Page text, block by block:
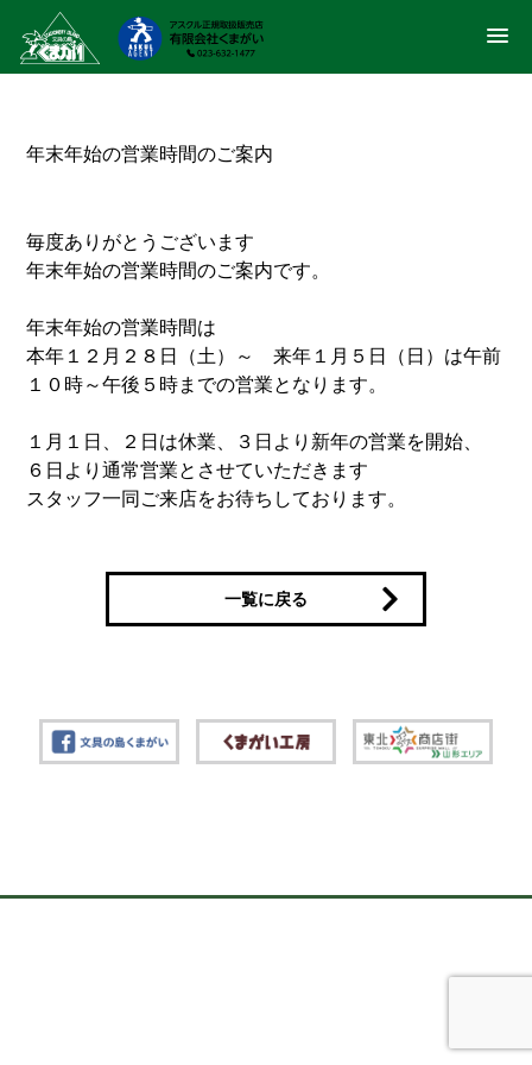
年末年始の営業時間のご案内
毎度ありがとうございます
年末年始の営業時間のご案内です。
年末年始の営業時間は
本年１２月２８日（土）～ 来年１月５日（日）は午前
１０時～午後５時までの営業となります。
１月１日、２日は休業、３日より新年の営業を開始、
６日より通常営業とさせていただきます
スタッフ一同ご来店をお待ちしております。
一覧に戻る